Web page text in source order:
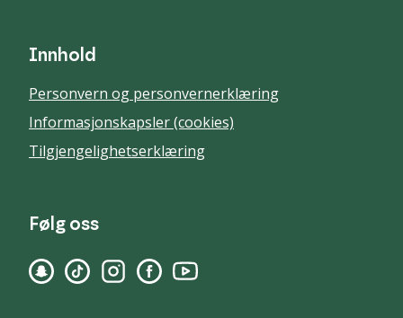
Innhold
Personvern og personvernerklæring
Informasjonskapsler (cookies)
Tilgjengelighetserklæring
Følg oss